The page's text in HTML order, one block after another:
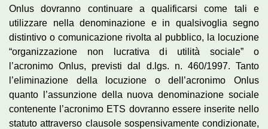
Onlus dovranno continuare a qualificarsi come tali e
utilizzare nella denominazione e in qualsivoglia segno
distintivo o comunicazione rivolta al pubblico, la locuzione
“organizzazione non lucrativa di utilità sociale” o
l’acronimo Onlus, previsti dal d.lgs. n. 460/1997. Tanto
l’eliminazione della locuzione o dell’acronimo Onlus
quanto l’assunzione della nuova denominazione sociale
contenente l’acronimo ETS dovranno essere inserite nello
statuto attraverso clausole sospensivamente condizionate,